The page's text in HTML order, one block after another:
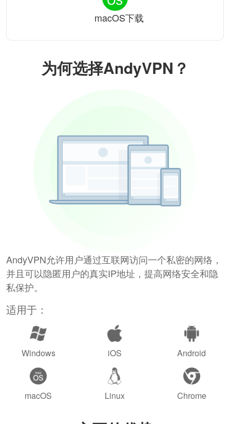
为何选择AndyVPN？
AndyVPN允许用户通过互联网访问一个私密的网络，
并且可以隐匿用户的真实IP地址，提高网络安全和隐
私保护。
适用于：
Windows iOS Android
macOS Linux Chrome
macOS下载